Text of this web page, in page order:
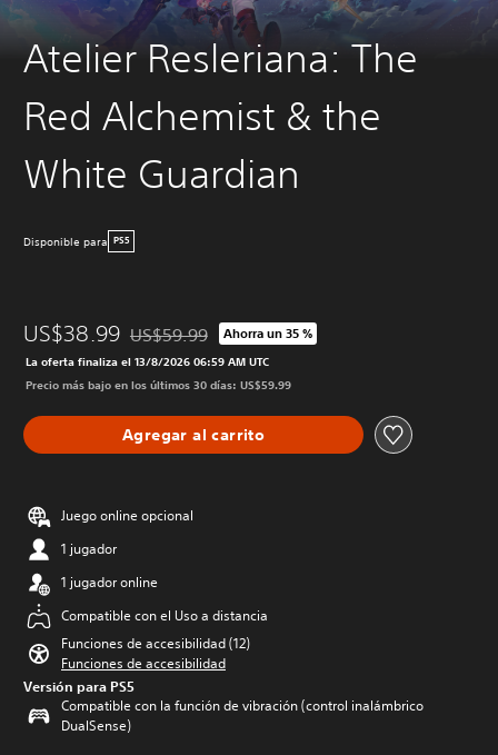
Atelier Resleriana: The
Red Alchemist & the
White Guardian
Disponible para PS5
US$38.99 Rebajado del precio original de US$59.99
US$59.99 Ahorra un 35 %
La oferta finaliza el 13/8/2026 06:59 AM UTC
Precio más bajo en los últimos 30 días: US$59.99
Agregar al carrito
Juego online opcional
1 jugador
1 jugador online
Compatible con el Uso a distancia
Funciones de accesibilidad (12)
Funciones de accesibilidad
Versión para PS5
Compatible con la función de vibración (control inalámbrico
DualSense)